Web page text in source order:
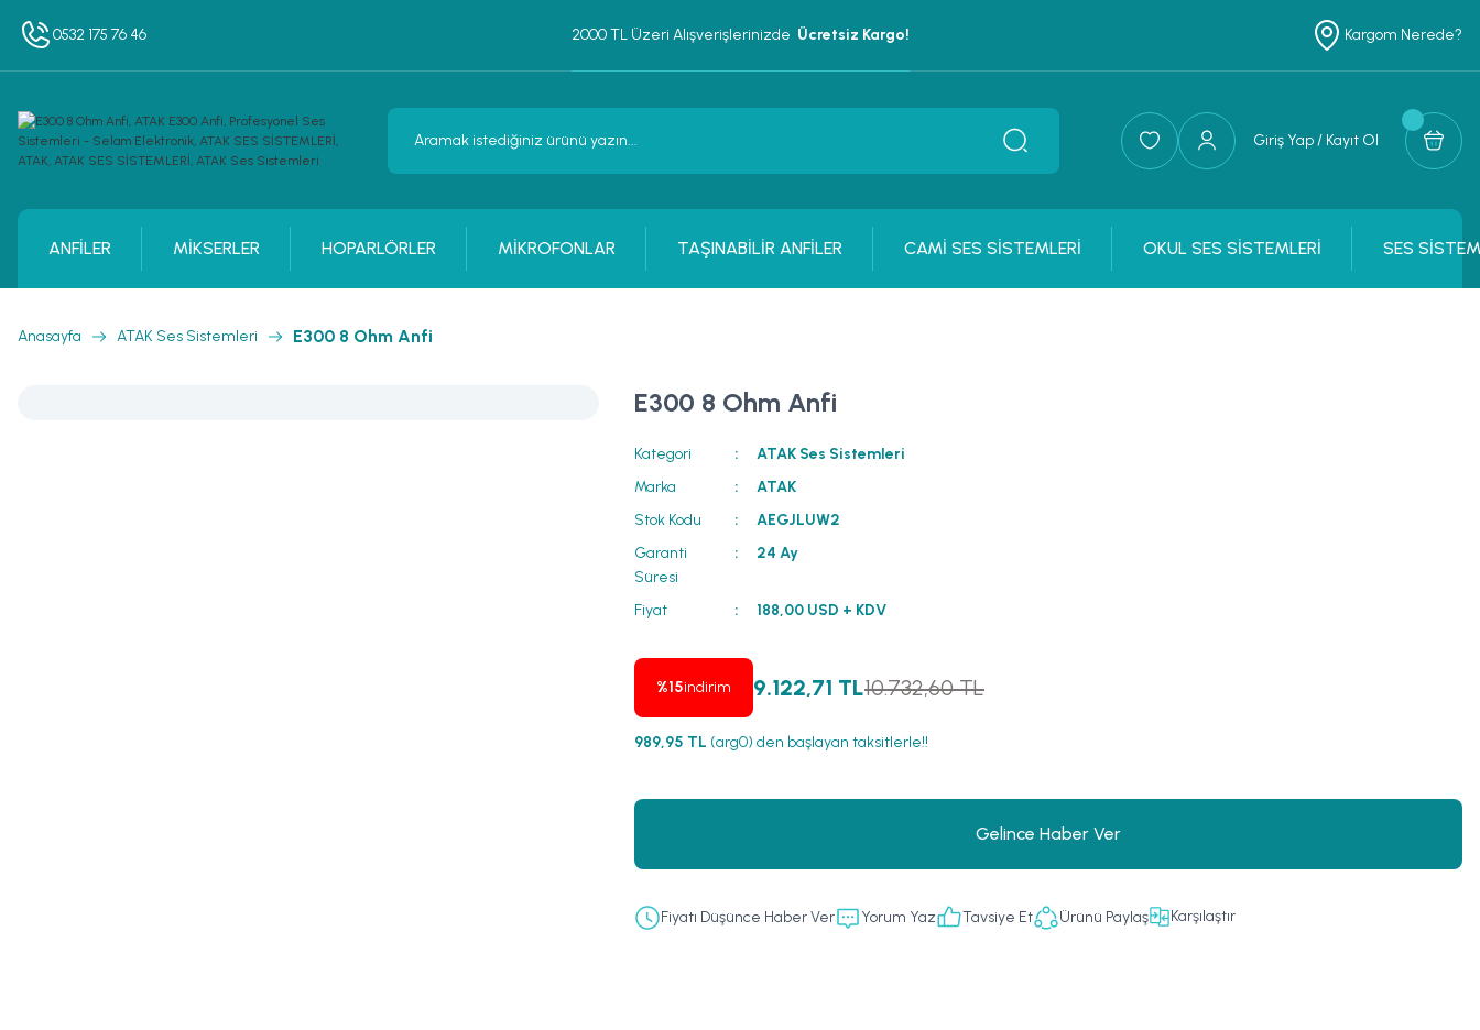
0532 175 76 46 2000 TL Üzeri Alışverişlerinizde Ücretsiz Kargo! Kargom Nerede?
Giriş Yap / Kayıt Ol
ANFİLER MİKSERLER HOPARLÖRLER MİKROFONLAR TAŞINABİLİR ANFİLER CAMİ SES SİSTEMLERİ OKUL SES SİSTEMLERİ SES
Anasayfa ATAK Ses Sistemleri E300 8 Ohm Anfi
E300 8 Ohm Anfi
Kategori
ATAK Ses Sistemleri
Marka
ATAK
Stok Kodu
AEGJLUW2
Garanti
Süresi
24 Ay
Fiyat 188,00 USD + KDV
%15indirim 9.122,71 TL10.732,60 TL
989,95 TL (arg0) den başlayan taksitlerle!!
Gelince Haber Ver
Fiyatı Düşünce Haber Ver Yorum Yaz Tavsiye Et Ürünü Paylaş Karşılaştır